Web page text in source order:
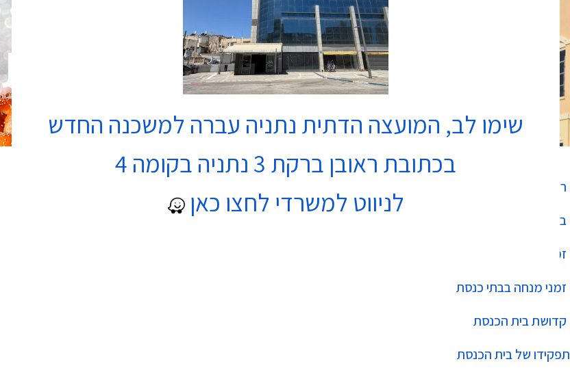
שימו לב, המועצה הדתית נתניה עברה למשכנה החדש
בכתובת ראובן ברקת 3 נתניה בקומה 4
לניווט למשרדי לחצו כאן
בתי כנסת
רשימת בתי כנסת
בר מצווה
זמני שחרית בבתי כנסת
זמני מנחה בבתי כנסת
קדושת בית הכנסת
תפקידו של בית הכנסת